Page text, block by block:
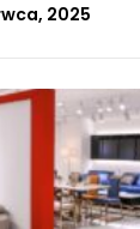
2025